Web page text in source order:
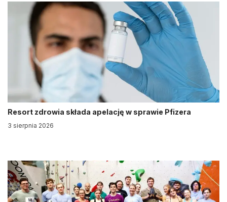
Resort zdrowia składa apelację w sprawie Pfizera
3 sierpnia 2026